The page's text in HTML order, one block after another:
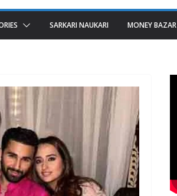
SARKARI NAUKARI MONEY BAZAR